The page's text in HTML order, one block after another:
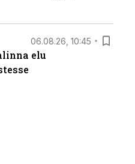
06.08.26, 10:45
elu